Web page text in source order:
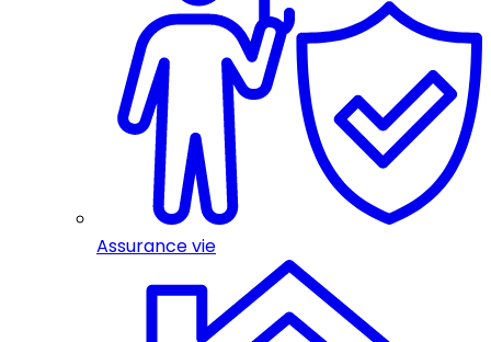
Assurance vie